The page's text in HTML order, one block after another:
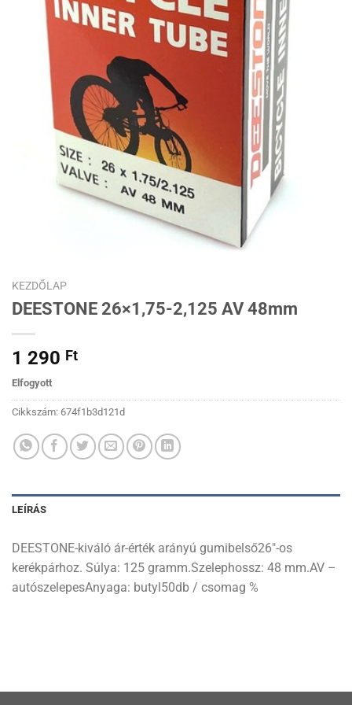
KEZDŐLAP
DEESTONE 26×1,75-2,125 AV 48mm
1 290 Ft
Elfogyott
Cikkszám: 674f1b3d121d
LEÍRÁS
DEESTONE-kiváló ár-érték arányú gumibelső26″-os
kerékpárhoz. Súlya: 125 gramm.Szelephossz: 48 mm.AV –
autószelepesAnyaga: butyl50db / csomag %